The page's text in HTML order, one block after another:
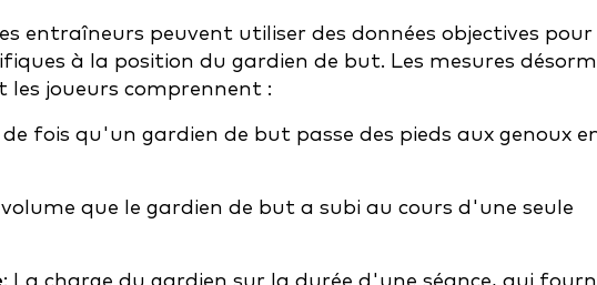
entraîneurs peuvent utiliser des données objectives pour
à la position du gardien de but. Les mesures
les joueurs comprennent :
fois qu'un gardien de but passe des pieds aux genoux
volume que le gardien de but a subi au cours d'une seule